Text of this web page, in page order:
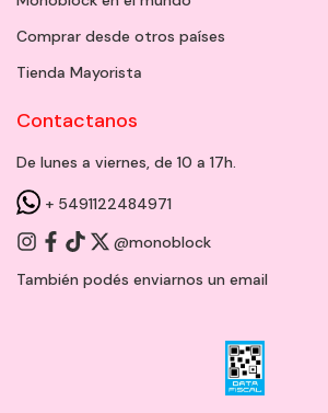
Comprar desde otros países
Tienda Mayorista
Contactanos
De lunes a viernes, de 10 a 17h.
+ 5491122484971
@monoblock
También podés enviarnos un email